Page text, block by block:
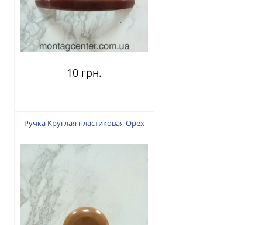
10 грн.
Ручка Круглая пластиковая Орех